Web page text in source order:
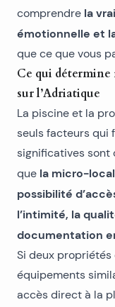
comprendre la
émotionnelle et
que ce que vous
Ce qui
sur l’Adriatique
La piscine et la
seuls facteurs qui
significatives sont
que la micro-
possibilité
l’intimité, la
documentation
Si deux
équipements
accès direct à la